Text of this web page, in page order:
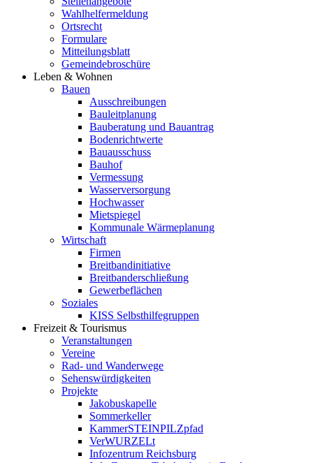
Wahlhelfermeldung
Ortsrecht
Formulare
Mitteilungsblatt
Gemeindebroschüre
Leben & Wohnen
Bauen
Ausschreibungen
Bauleitplanung
Bauberatung und Bauantrag
Bodenrichtwerte
Bauausschuss
Bauhof
Vermessung
Wasserversorgung
Hochwasser
Mietspiegel
Kommunale Wärmeplanung
Wirtschaft
Firmen
Breitbandinitiative
Breitbanderschließung
Gewerbeflächen
Soziales
KISS Selbsthilfegruppen
Freizeit & Tourismus
Veranstaltungen
Vereine
Rad- und Wanderwege
Sehenswürdigkeiten
Projekte
Jakobuskapelle
Sommerkeller
KammerSTEINPILZpfad
VerWURZELt
Infozentrum Reichsburg